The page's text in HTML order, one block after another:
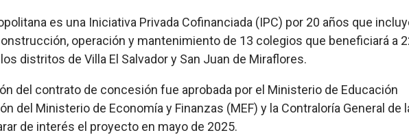
es una Iniciativa Privada Cofinanciada (IPC) por 20 años que
operación y mantenimiento de 13 colegios que beneficiará a
distritos de Villa El Salvador y San Juan de Miraflores.
del contrato de concesión fue aprobada por el Ministerio de Educación
del Ministerio de Economía y Finanzas (MEF) y la Contraloría General de
de interés el proyecto en mayo de 2025.